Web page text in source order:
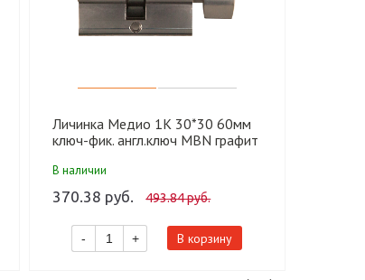
Личинка Медио 1K 30*30 60мм
ключ-фик. англ.ключ MBN графит
В наличии
370.38 руб. 493.84 руб.
- + В корзину